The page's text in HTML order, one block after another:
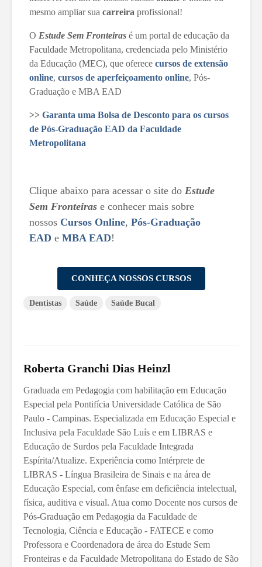
mesmo ampliar sua carreira profissional!
O Estude Sem Fronteiras é um portal de educação da
Faculdade Metropolitana, credenciada pelo Ministério
da Educação (MEC), que oferece cursos de extensão
online, cursos de aperfeiçoamento online, Pós-
Graduação e MBA EAD
>> Garanta uma Bolsa de Desconto para os cursos
de Pós-Graduação EAD da Faculdade
Metropolitana
Clique abaixo para acessar o site do Estude
Sem Fronteiras e conhecer mais sobre
nossos Cursos Online, Pós-Graduação
EAD e MBA EAD!
CONHEÇA NOSSOS CURSOS
Dentistas Saúde Saúde Bucal
Roberta Granchi Dias Heinzl
Graduada em Pedagogia com habilitação em Educação
Especial pela Pontifícia Universidade Católica de São
Paulo - Campinas. Especializada em Educação Especial e
Inclusiva pela Faculdade São Luís e em LIBRAS e
Educação de Surdos pela Faculdade Integrada
Espírita/Atualize. Experiência como Intérprete de
LIBRAS - Língua Brasileira de Sinais e na área de
Educação Especial, com ênfase em deficiência intelectual,
física, auditiva e visual. Atua como Docente nos cursos de
Pós-Graduação em Pedagogia da Faculdade de
Tecnologia, Ciência e Educação - FATECE e como
Professora e Coordenadora de área do Estude Sem
Fronteiras e da Faculdade Metropolitana do Estado de São